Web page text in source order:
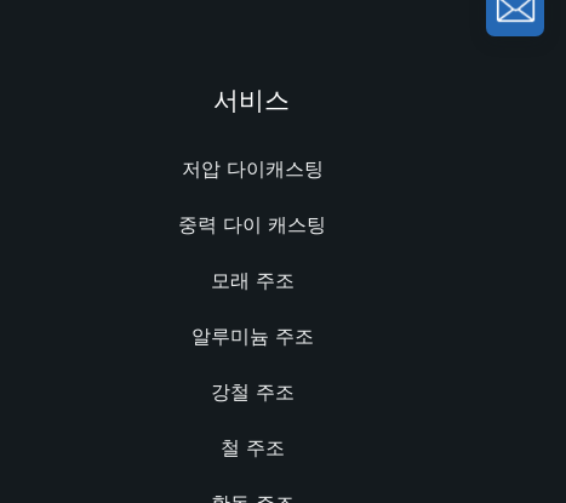
서비스
저압 다이캐스팅
중력 다이 캐스팅
모래 주조
알루미늄 주조
강철 주조
철 주조